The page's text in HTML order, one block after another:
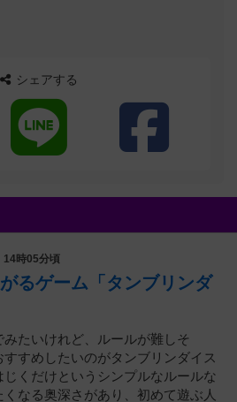
シェアする
14時05分頃
るゲーム「タンブリンダ
みたいけれど、ルールが難しそ
すめしたいのがタンブリンダイス
くだけというシンプルなルールな
なる奥深さがあり、初めて遊ぶ人